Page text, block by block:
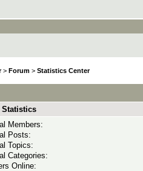
> Forum > Statistics Center
Statistics
Members:
Posts:
Topics:
Categories:
Online: